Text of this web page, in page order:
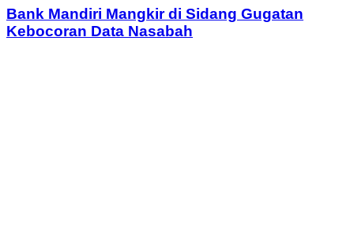
Bank Mandiri Mangkir di Sidang Gugatan
Kebocoran Data Nasabah